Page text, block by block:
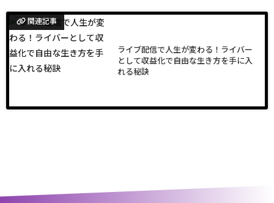
関連記事
ライブ配信で人生が変わる！ライバー
として収益化で自由な生き方を手に入
れる秘訣